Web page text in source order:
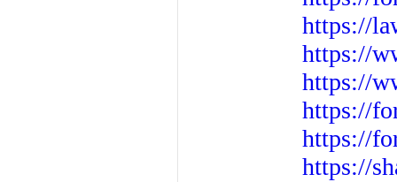
https://
https://
https://
https://
https://
https://